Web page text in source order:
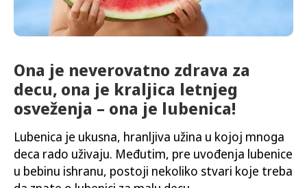
Ona je neverovatno zdrava za
decu, ona je kraljica letnjeg
osveženja – ona je lubenica!
Lubenica je ukusna, hranljiva užina u kojoj mnoga
deca rado uživaju. Međutim, pre uvođenja lubenice
u bebinu ishranu, postoji nekoliko stvari koje treba